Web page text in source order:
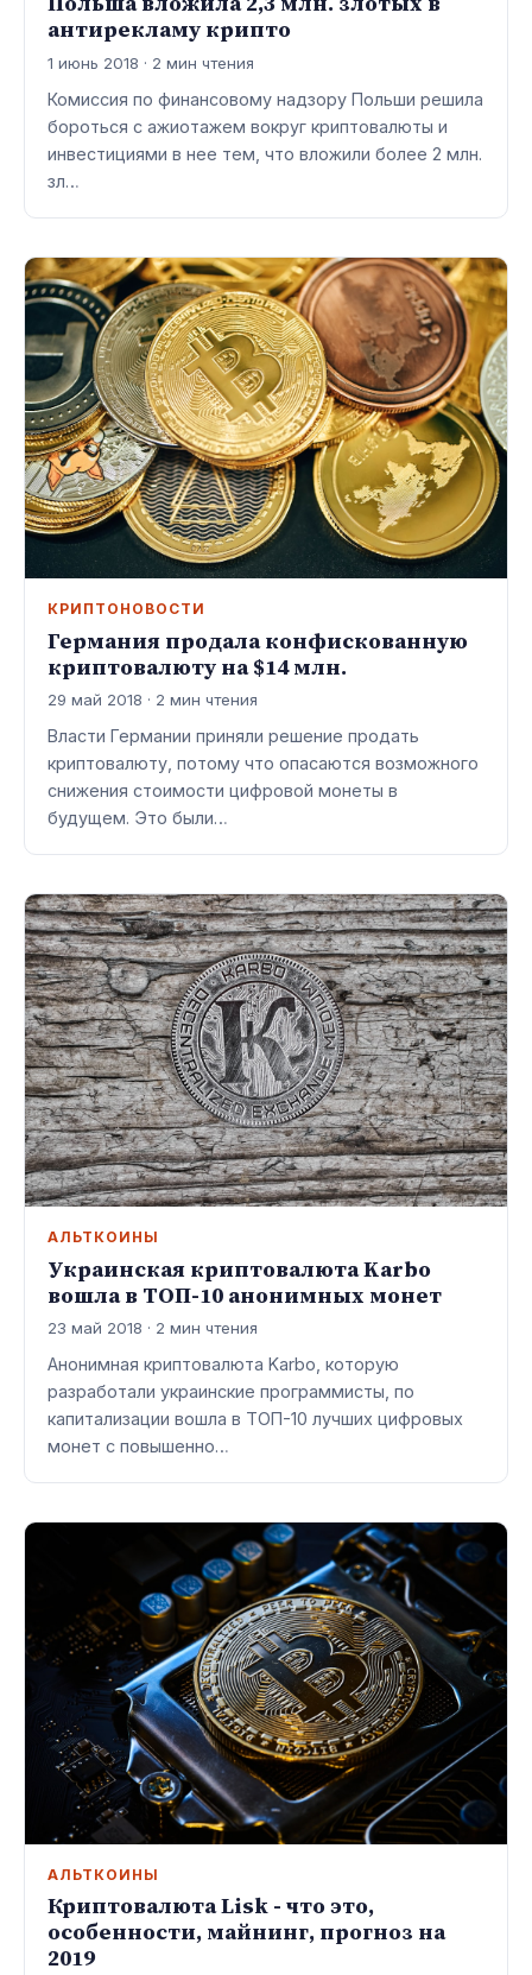
антирекламу крипто
1 июнь 2018 · 2 мин чтения
Комиссия по финансовому надзору Польши решила
бороться с ажиотажем вокруг криптовалюты и
инвестициями в нее тем, что вложили более 2 млн.
зл…
КРИПТОНОВОСТИ
Германия продала конфискованную
криптовалюту на $14 млн.
29 май 2018 · 2 мин чтения
Власти Германии приняли решение продать
криптовалюту, потому что опасаются возможного
снижения стоимости цифровой монеты в
будущем. Это были…
АЛЬТКОИНЫ
Украинская криптовалюта Karbo
вошла в ТОП-10 анонимных монет
23 май 2018 · 2 мин чтения
Анонимная криптовалюта Karbo, которую
разработали украинские программисты, по
капитализации вошла в ТОП-10 лучших цифровых
монет с повышенно…
АЛЬТКОИНЫ
Криптовалюта Lisk - что это,
особенности, майнинг, прогноз на
2019